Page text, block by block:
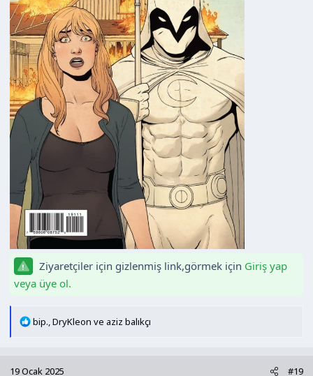
Ziyaretçiler için gizlenmiş link,görmek için Giriş yap
veya üye ol.
T
bip.,DryKleon ve aziz balıkçı
19 Ocak 2025 #19